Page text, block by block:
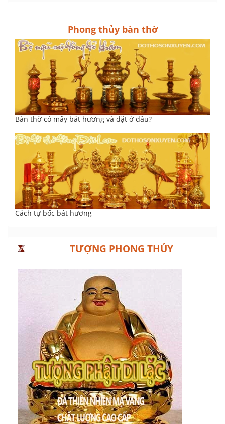
Phong thủy bàn thờ
Bàn thờ có mấy bát hương và đặt ở đâu?
Cách tự bốc bát hương
TƯỢNG PHONG THỦY